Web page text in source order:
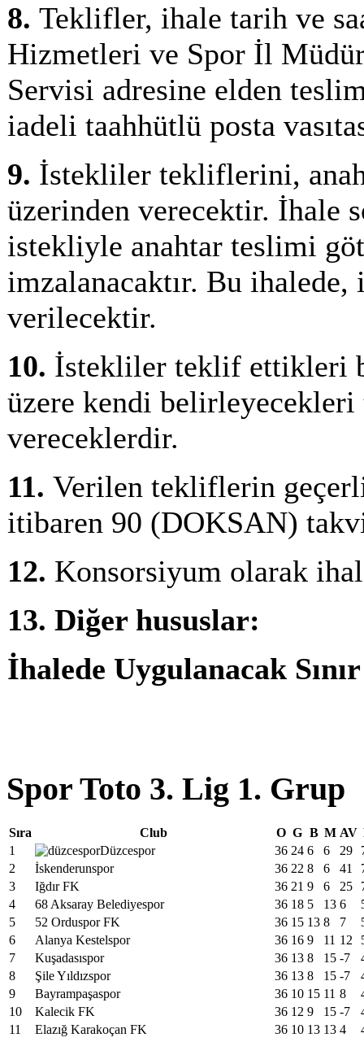
8. Teklifler, ihale tarih ve
Hizmetleri ve Spor İl
Servisi adresine elden
iadeli taahhütlü posta
9. İstekliler tekliflerini,
üzerinden verecektir. İhale
istekliyle anahtar teslimi
imzalanacaktır. Bu
verilecektir.
10. İstekliler teklif ettikleri
üzere kendi
vereceklerdir.
11. Verilen tekliflerin
itibaren 90 (DOKSAN)
12. Konsorsiyum olarak
13. Diğer hususlar:
İhalede Uygulanacak
Spor Toto 3. Lig 1. Grup
Sıra Club O G B M AV
1
Düzcespor 36 24 6 6 29
2
İskenderunspor 36 22 8 6 41
3
Iğdır FK 36 21 9 6 25
4
68 Aksaray Belediyespor 36 18 5 13 6
5
52 Orduspor FK 36 15 13 8 7
6
Alanya Kestelspor 36 16 9 11 12
7
Kuşadasıspor 36 13 8 15 -7
8
Şile Yıldızspor 36 13 8 15 -7
9
Bayrampaşaspor 36 10 15 11 8
10
Kalecik FK 36 12 9 15 -7
11
Elazığ Karakoçan FK 36 10 13 13 4